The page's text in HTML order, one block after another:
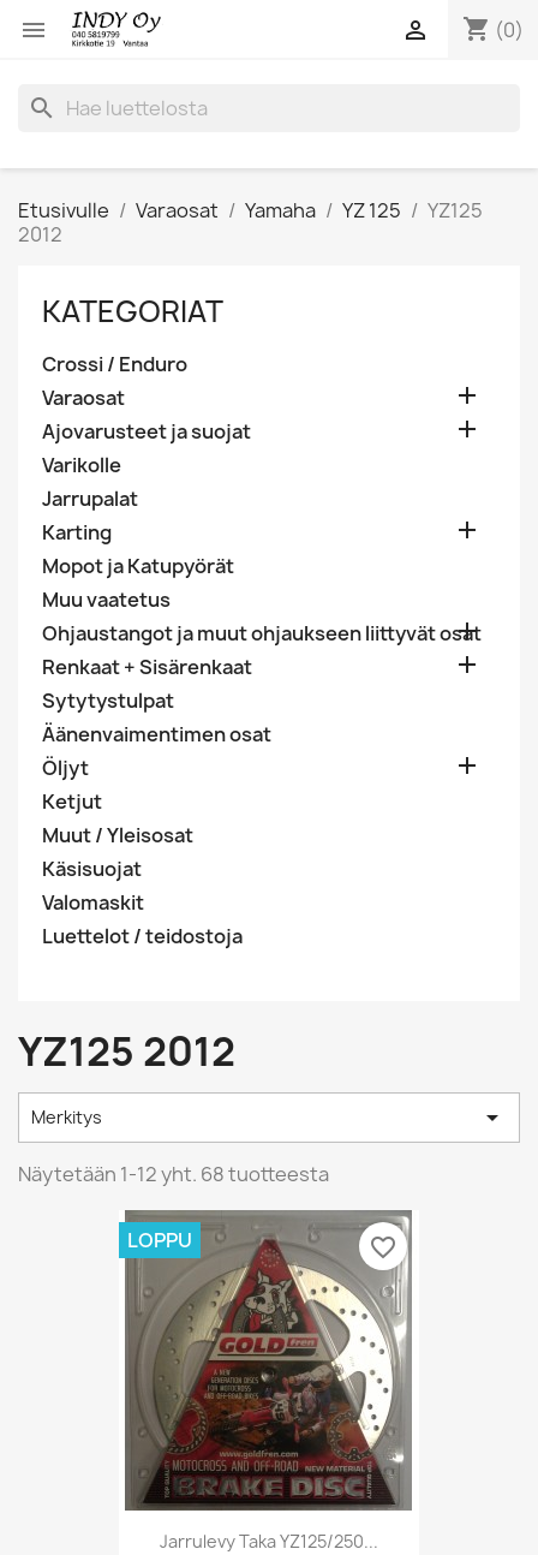
 shopping_cart (0)

search
Etusivulle Varaosat Yamaha YZ 125
YZ125
2012
KATEGORIAT
Crossi / Enduro
Varaosat

Ajovarusteet ja suojat 
Varikolle
Jarrupalat
Karting

Mopot ja Katupyörät
Muu vaatetus
Ohjaustangot ja muut ohjaukseen liittyvät osat

Renkaat + Sisärenkaat 
Sytytystulpat
Äänenvaimentimen osat
Öljyt

Ketjut
Muut / Yleisosat
Käsisuojat
Valomaskit
Luettelot / teidostoja
YZ125 2012
Merkitys 
Näytetään 1-12 yht. 68 tuotteesta
Jarrulevy Taka YZ125/250...
LOPPU favorite_border